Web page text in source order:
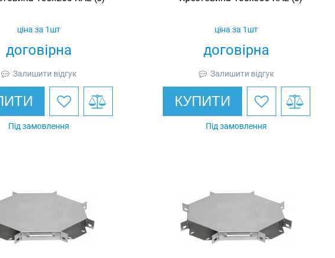
договірна
ціна за 1шт
Залишити відгук
Під замовлення
договірна
ціна за 1шт
Залишити відгук
КУПИТИ
Під замовлення